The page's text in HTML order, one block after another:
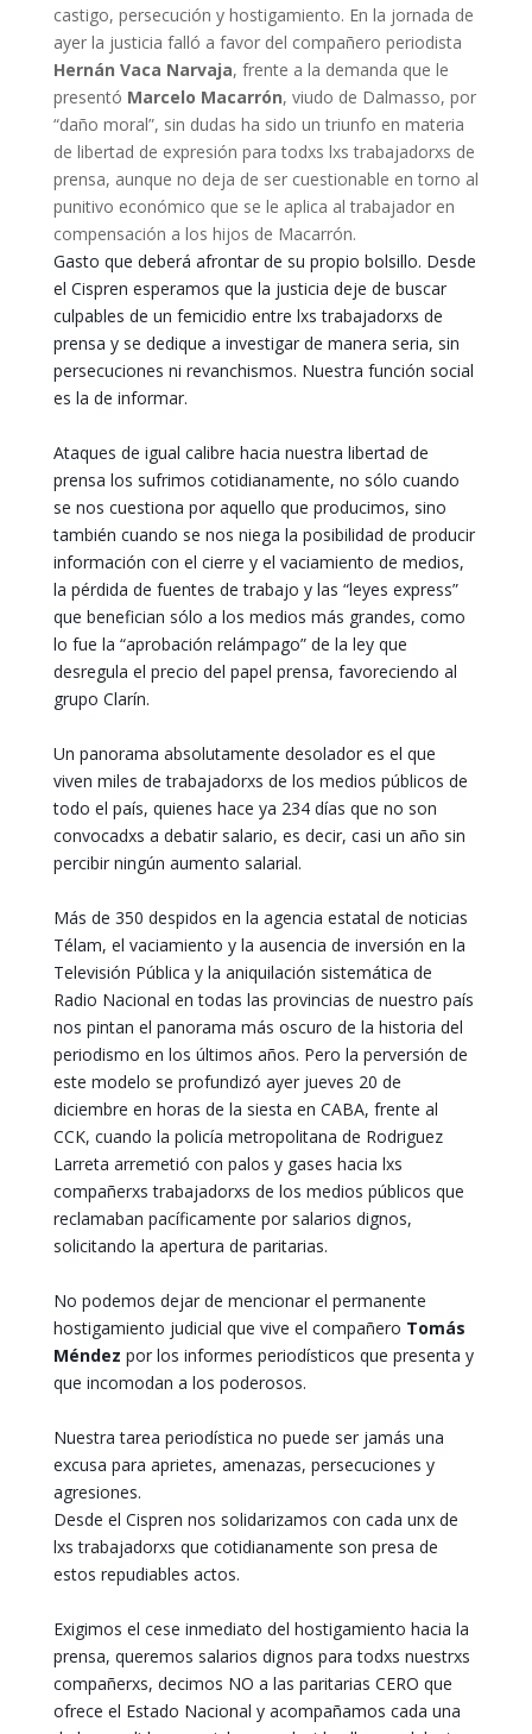
castigo, persecución y hostigamiento. En la jornada de
ayer la justicia falló a favor del compañero periodista
Hernán Vaca Narvaja, frente a la demanda que le
presentó Marcelo Macarrón, viudo de Dalmasso, por
“daño moral”, sin dudas ha sido un triunfo en materia
de libertad de expresión para todxs lxs trabajadorxs de
prensa, aunque no deja de ser cuestionable en torno al
punitivo económico que se le aplica al trabajador en
compensación a los hijos de Macarrón.
Gasto que deberá afrontar de su propio bolsillo. Desde
el Cispren esperamos que la justicia deje de buscar
culpables de un femicidio entre lxs trabajadorxs de
prensa y se dedique a investigar de manera seria, sin
persecuciones ni revanchismos. Nuestra función social
es la de informar.
Ataques de igual calibre hacia nuestra libertad de
prensa los sufrimos cotidianamente, no sólo cuando
se nos cuestiona por aquello que producimos, sino
también cuando se nos niega la posibilidad de producir
información con el cierre y el vaciamiento de medios,
la pérdida de fuentes de trabajo y las “leyes express”
que benefician sólo a los medios más grandes, como
lo fue la “aprobación relámpago” de la ley que
desregula el precio del papel prensa, favoreciendo al
grupo Clarín.
Un panorama absolutamente desolador es el que
viven miles de trabajadorxs de los medios públicos de
todo el país, quienes hace ya 234 días que no son
convocadxs a debatir salario, es decir, casi un año sin
percibir ningún aumento salarial.
Más de 350 despidos en la agencia estatal de noticias
Télam, el vaciamiento y la ausencia de inversión en la
Televisión Pública y la aniquilación sistemática de
Radio Nacional en todas las provincias de nuestro país
nos pintan el panorama más oscuro de la historia del
periodismo en los últimos años. Pero la perversión de
este modelo se profundizó ayer jueves 20 de
diciembre en horas de la siesta en CABA, frente al
CCK, cuando la policía metropolitana de Rodriguez
Larreta arremetió con palos y gases hacia lxs
compañerxs trabajadorxs de los medios públicos que
reclamaban pacíficamente por salarios dignos,
solicitando la apertura de paritarias.
No podemos dejar de mencionar el permanente
hostigamiento judicial que vive el compañero Tomás
Méndez por los informes periodísticos que presenta y
que incomodan a los poderosos.
Nuestra tarea periodística no puede ser jamás una
excusa para aprietes, amenazas, persecuciones y
agresiones.
Desde el Cispren nos solidarizamos con cada unx de
lxs trabajadorxs que cotidianamente son presa de
estos repudiables actos.
Exigimos el cese inmediato del hostigamiento hacia la
prensa, queremos salarios dignos para todxs nuestrxs
compañerxs, decimos NO a las paritarias CERO que
ofrece el Estado Nacional y acompañamos cada una